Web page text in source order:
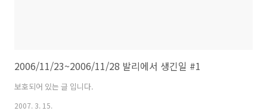
2006/11/23~2006/11/28 발리에서 생긴일 #1
보호되어 있는 글 입니다.
2007. 3. 15.